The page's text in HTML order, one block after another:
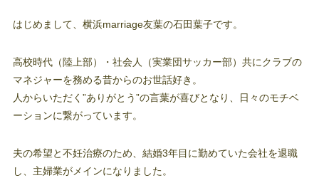
はじめまして、横浜marriage友葉の石田葉子です。
高校時代（陸上部）・社会人（実業団サッカー部）共にクラブの
マネジャーを務める昔からのお世話好き。
人からいただく”ありがとう”の言葉が喜びとなり、日々のモチベ
ーションに繋がっています。
夫の希望と不妊治療のため、結婚3年目に勤めていた会社を退職
し、主婦業がメインになりました。